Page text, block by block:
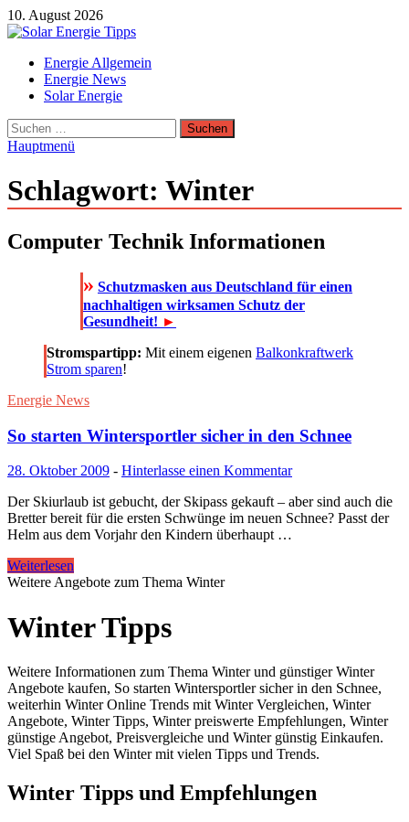
Zum
Inhalt
10. August 2026
Solar Energie Tipps
Solar Energie und Photovoltaik Informationen und Tipps
Energie Allgemein
Energie News
Solar Energie
Suchen
nach:
Hauptmenü
Schlagwort: Winter
Computer Technik Informationen
» Schutzmasken aus Deutschland für einen
nachhaltigen wirksamen Schutz der
Gesundheit! ►
Stromspartipp: Mit einem eigenen Balkonkraftwerk
Strom sparen!
Energie News
So starten Wintersportler sicher in den Schnee
28. Oktober 2009 - Hinterlasse einen Kommentar
Der Skiurlaub ist gebucht, der Skipass gekauft – aber sind auch die
Bretter bereit für die ersten Schwünge im neuen Schnee? Passt der
Helm aus dem Vorjahr den Kindern überhaupt …
Weiterlesen
Weitere Angebote zum Thema Winter
Winter Tipps
Weitere Informationen zum Thema Winter und günstiger Winter
Angebote kaufen, So starten Wintersportler sicher in den Schnee,
weiterhin Winter Online Trends mit Winter Vergleichen, Winter
Angebote, Winter Tipps, Winter preiswerte Empfehlungen, Winter
günstige Angebot, Preisvergleiche und Winter günstig Einkaufen.
Viel Spaß bei den Winter mit vielen Tipps und Trends.
Winter Tipps und Empfehlungen